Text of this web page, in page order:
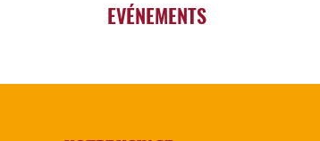
EVÉNEMENTS